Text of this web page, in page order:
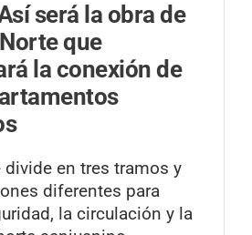
será la obra de
que
la conexión de
divide en tres tramos y
diferentes para
la circulación y la